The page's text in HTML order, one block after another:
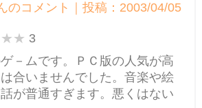
のコメント｜投稿：2003/04/05
3
－ムです。ＰＣ版の人気が高
合いませんでした。音楽や絵
が普通すぎます。悪くはない